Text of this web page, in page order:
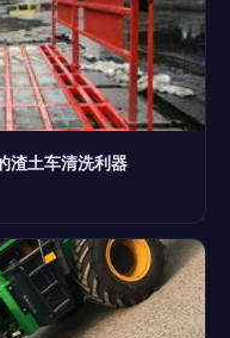
渣土车清洗利器